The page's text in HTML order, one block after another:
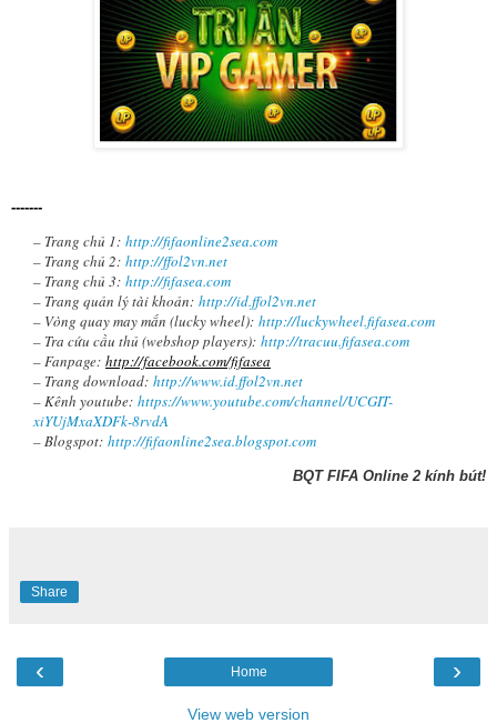
-------
– Trang chủ 1: http://fifaonline2sea.com
– Trang chủ 2: http://ffol2vn.net
– Trang chủ 3: http://fifasea.com
– Trang quản lý tài khoản: http://id.ffol2vn.net
– Vòng quay may mắn (lucky wheel): http://luckywheel.fifasea.com
– Tra cứu cầu thủ (webshop players): http://tracuu.fifasea.com
– Fanpage: http://facebook.com/fifasea
– Trang download: http://www.id.ffol2vn.net
– Kênh youtube: https://www.youtube.com/channel/UCGIT-
xiYUjMxaXDFk-8rvdA
– Blogspot: http://fifaonline2sea.blogspot.com
BQT FIFA Online 2 kính bút!
Share
‹ ›
Home
View web version